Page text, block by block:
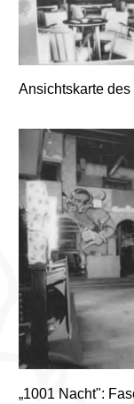
Ansichtskarte
„1001 Nacht":